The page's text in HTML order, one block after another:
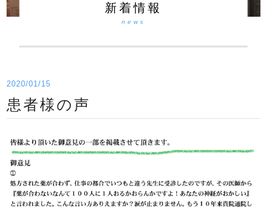
新着情報
news
2020/01/15
患者様の声